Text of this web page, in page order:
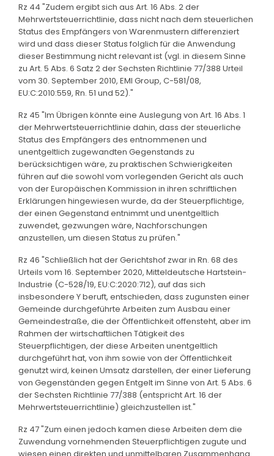
Rz 44 "Zudem ergibt sich aus Art. 16 Abs. 2 der
Mehrwertsteuerrichtlinie, dass nicht nach dem steuerlichen
Status des Empfängers von Warenmustern differenziert
wird und dass dieser Status folglich für die Anwendung
dieser Bestimmung nicht relevant ist (vgl. in diesem Sinne
zu Art. 5 Abs. 6 Satz 2 der Sechsten Richtlinie 77/388 Urteil
vom 30. September 2010, EMI Group, C-581/08,
EU:C:2010:559, Rn. 51 und 52)."
Rz 45 "Im Übrigen könnte eine Auslegung von Art. 16 Abs. 1
der Mehrwertsteuerrichtlinie dahin, dass der steuerliche
Status des Empfängers des entnommenen und
unentgeltlich zugewandten Gegenstands zu
berücksichtigen wäre, zu praktischen Schwierigkeiten
führen auf die sowohl vom vorlegenden Gericht als auch
von der Europäischen Kommission in ihren schriftlichen
Erklärungen hingewiesen wurde, da der Steuerpflichtige,
der einen Gegenstand entnimmt und unentgeltlich
zuwendet, gezwungen wäre, Nachforschungen
anzustellen, um diesen Status zu prüfen."
Rz 46 "Schließlich hat der Gerichtshof zwar in Rn. 68 des
Urteils vom 16. September 2020, Mitteldeutsche Hartstein-
Industrie (C-528/19, EU:C:2020:712), auf das sich
insbesondere Y beruft, entschieden, dass zugunsten einer
Gemeinde durchgeführte Arbeiten zum Ausbau einer
Gemeindestraße, die der Öffentlichkeit offensteht, aber im
Rahmen der wirtschaftlichen Tätigkeit des
Steuerpflichtigen, der diese Arbeiten unentgeltlich
durchgeführt hat, von ihm sowie von der Öffentlichkeit
genutzt wird, keinen Umsatz darstellen, der einer Lieferung
von Gegenständen gegen Entgelt im Sinne von Art. 5 Abs. 6
der Sechsten Richtlinie 77/388 (entspricht Art. 16 der
Mehrwertsteuerrichtlinie) gleichzustellen ist."
Rz 47 "Zum einen jedoch kamen diese Arbeiten dem die
Zuwendung vornehmenden Steuerpflichtigen zugute und